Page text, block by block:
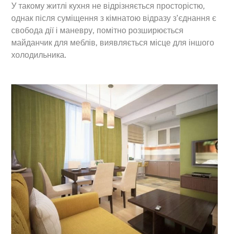
У такому житлі кухня не відрізняється просторістю,
однак після суміщення з кімнатою відразу з’єднання є
свобода дії і маневру, помітно розширюється
майданчик для меблів, виявляється місце для іншого
холодильника.